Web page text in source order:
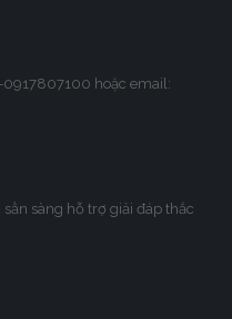
hoặc email:
sàng hỗ trợ giải đáp thắc